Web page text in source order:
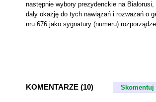
następnie wybory prezydenckie na
dały okazję do tych nawiązań i rozważań o
nru 676 jako sygnatury (numeru)
KOMENTARZE (10) Skomentuj